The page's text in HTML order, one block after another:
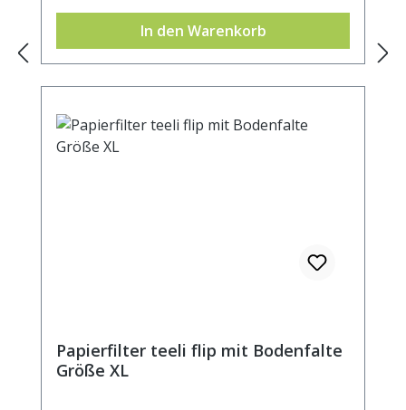
In den Warenkorb
Papierfilter teeli flip mit Bodenfalte
Größe XL